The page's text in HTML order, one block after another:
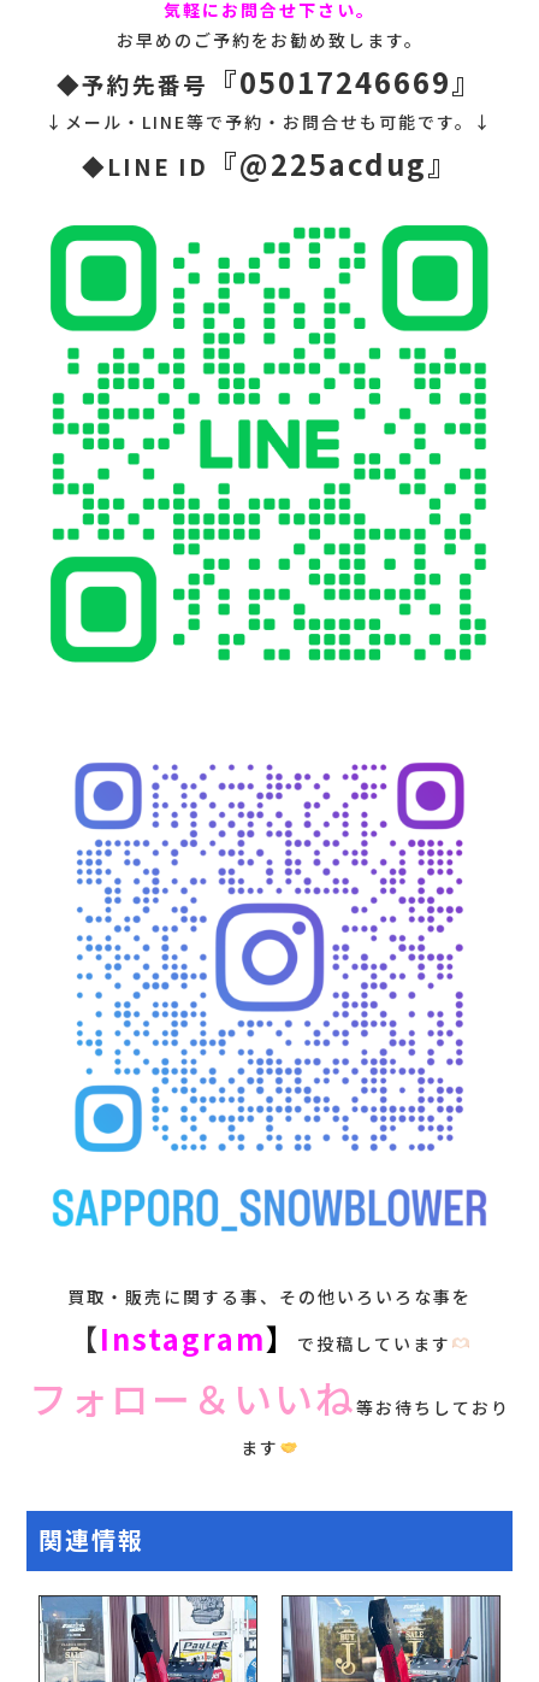
気軽にお問合せ下さい。
お早めのご予約をお勧め致します。
◆予約先番号 『05017246669』
↓メール・LINE等で予約・お問合せも可能です。↓
◆LINE ID 『@225acdug』
買取・販売に関する事、その他いろいろな事を
【Instagram】 で投稿しています
フォロー＆いいね等お待ちしており
ます
関連情報